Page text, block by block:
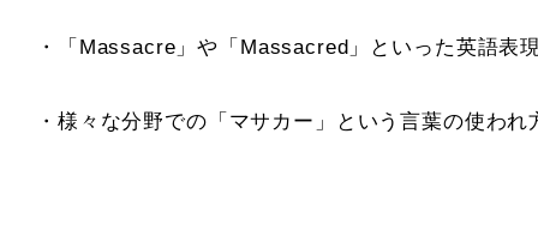
・「Massacre」や「Massacred」といった英語表
・様々な分野での「マサカー」という言葉の使われ